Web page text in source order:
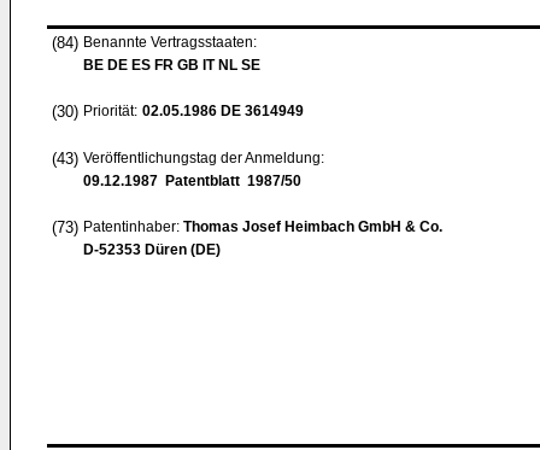
(84) Benannte Vertragsstaaten:
BE DE ES FR GB IT NL SE
(30) Priorität: 02.05.1986 DE 3614949
(43) Veröffentlichungstag der Anmeldung:
09.12.1987 Patentblatt 1987/50
(73) Patentinhaber: Thomas Josef Heimbach GmbH & Co.
D-52353 Düren (DE)